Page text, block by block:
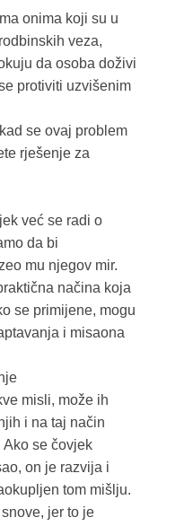
onima koji su u
veza,
da osoba doživi
protiviti uzvišenim
se ovaj problem
rješenje za
već se radi o
da bi
mu njegov mir.
načina koja
se primijene, mogu
i misaona
misli, može ih
i na taj način
Ako se čovjek
on je razvija i
tom mišlju.
jer to je